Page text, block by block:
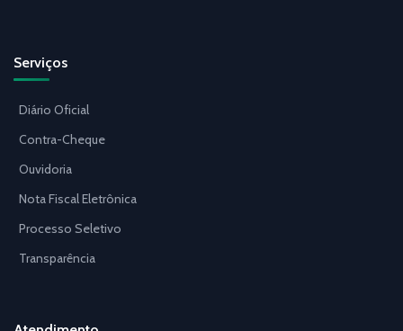
Serviços
Diário Oficial
Contra-Cheque
Ouvidoria
Nota Fiscal Eletrônica
Processo Seletivo
Transparência